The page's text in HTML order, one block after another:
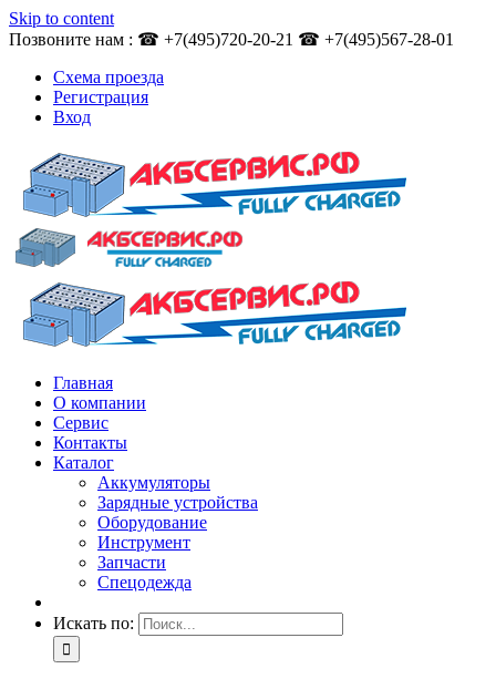
Skip to content
Позвоните нам : ☎ +7(495)720-20-21 ☎ +7(495)567-28-01
Схема проезда
Регистрация
Вход
Главная
О компании
Сервис
Контакты
Каталог
Аккумуляторы
Зарядные устройства
Оборудование
Инструмент
Запчасти
Спецодежда
Искать по: